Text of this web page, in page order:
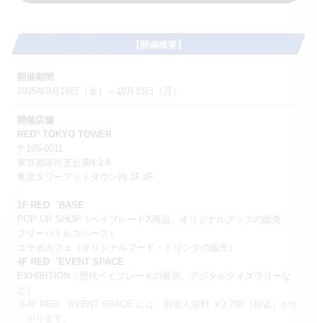
【開催概要】
開催期間
2025年9月19日（金）～10月13日（月）
開催店舗
RED° TOKYO TOWER
〒105-0011
東京都港区芝公園4-2-8
東京タワーフットタウン内 1F,4F
1F RED゜BASE
POP UP SHOP（ベイブレードX商品、オリジナルグッズの販売 、
フリーバトルスペース）
コラボカフェ（オリジナルフード・ドリンクの販売）
4F RED゜EVENT SPACE
EXHIBITION（歴代ベイブレードの展示、デジタルクイズラリーな
ど）
※4F RED゜EVENT SPACE には、別途入場料 ￥2,700（税込）がか